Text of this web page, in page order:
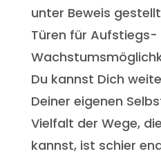
unter Beweis
Türen für Aufstiegs-
Du kannst Dich
Deiner eigenen
Vielfalt der Wege,
kannst, ist schier